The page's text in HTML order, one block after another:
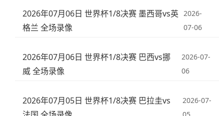
2026年07月06日 世界杯1/8决赛 墨西哥vs英
格兰 全场录像
2026-
07-06
2026年07月06日 世界杯1/8决赛 巴西vs挪
威 全场录像
2026-07-
06
2026年07月05日 世界杯1/8决赛 巴拉圭vs
2026-07-